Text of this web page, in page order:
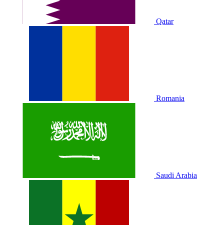
Qatar
Romania
Saudi Arabia